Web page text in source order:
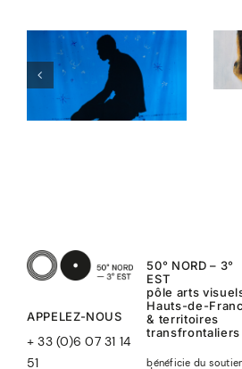
raw
APPELEZ-NOUS
+ 33 (0)6 07 31 14
51
50° NORD – 3°
EST
pôle arts
Hauts-de-
& territoires
transfrontaliers
bénéficie du